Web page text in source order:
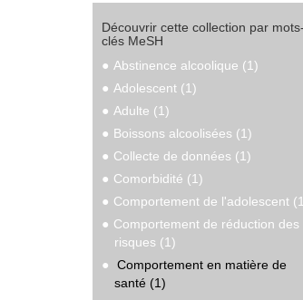
Découvrir cette collection par mots-
clés MeSH
Abstinence alcoolique (1)
Adolescent (1)
Adulte (1)
Boissons alcoolisées (1)
Collecte de données (1)
Comorbidité (1)
Comportement de l'adolescent
Comportement de réduction des
risques (1)
Comportement en matière de
santé (1)